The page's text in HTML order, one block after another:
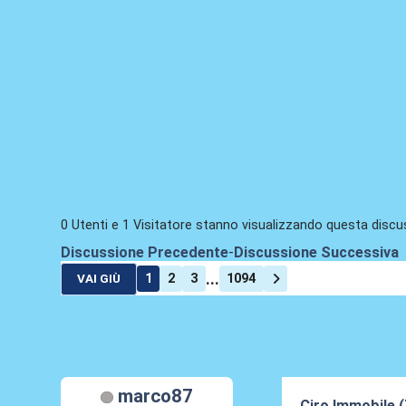
0 Utenti e 1 Visitatore stanno visualizzando questa
Discussione Precedente- Discussione Successiva
VAI GIÙ 1 2 3 ... 1094
marco87